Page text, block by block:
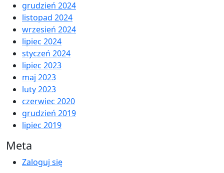
grudzień 2024
listopad 2024
wrzesień 2024
lipiec 2024
styczeń 2024
lipiec 2023
maj 2023
luty 2023
czerwiec 2020
grudzień 2019
lipiec 2019
Meta
Zaloguj się